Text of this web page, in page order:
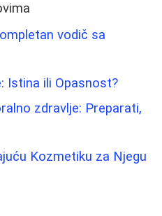
vodič sa
Istina ili Opasnost?
zdravlje: Preparati,
Kozmetiku za Njegu